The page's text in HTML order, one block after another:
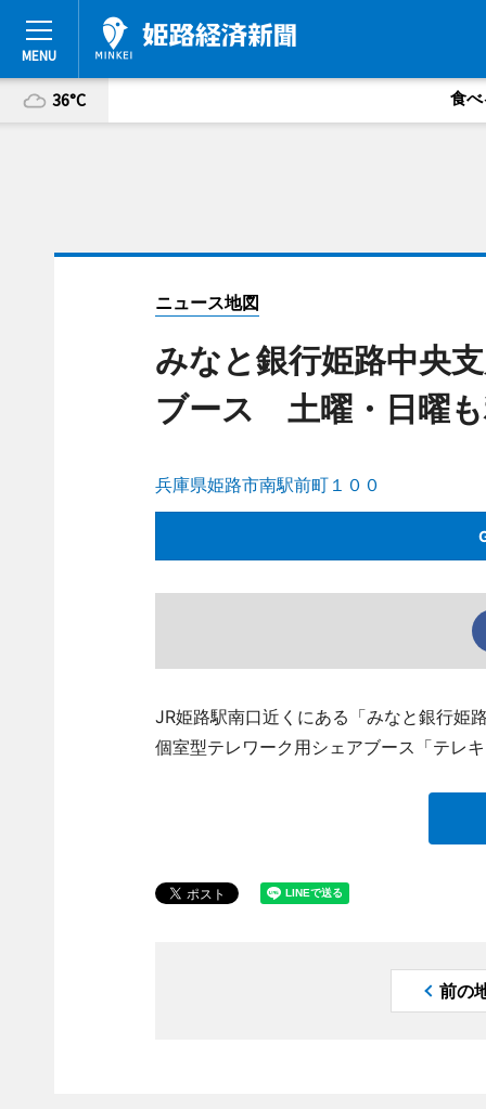
36°C 食べ
ニュース地図
みなと銀行姫路中央
ブース 土曜・日曜
兵庫県姫路市南駅前町１００
JR姫路駅南口近くにある「みなと銀行姫
個室型テレワーク用シェアブース「テレ
前の